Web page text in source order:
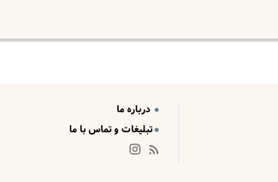
درباره ما
تبلیغات و تماس با ما